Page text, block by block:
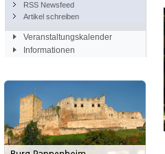
RSS Newsfeed
Artikel schreiben
Veranstaltungskalender
Informationen